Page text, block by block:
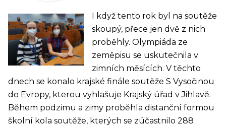
I když tento rok byl na soutěže
skoupý, přece jen dvě z nich
proběhly. Olympiáda ze
zeměpisu se uskutečnila v
zimních měsících. V těchto
dnech se konalo krajské finále soutěže S Vysočinou
do Evropy, kterou vyhlašuje Krajský úřad v Jihlavě.
Během podzimu a zimy proběhla distanční formou
školní kola soutěže, kterých se zúčastnilo 288